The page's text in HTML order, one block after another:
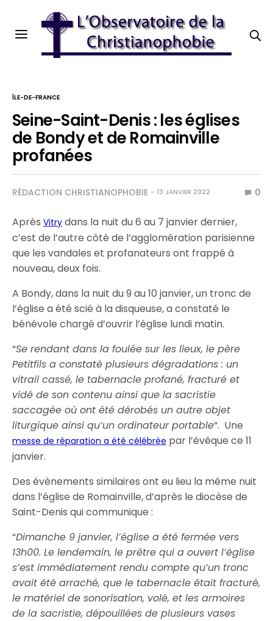
ÎLE-DE-FRANCE
Seine-Saint-Denis : les églises
de Bondy et de Romainville
profanées
RÉDACTION CHRISTIANOPHOBIE 13 JANVIER 2022 0
AprèsVitry dans la nuit du 6 au 7 janvier dernier,
c’est de l’autre côté de l’agglomération parisienne
que les vandales et profanateurs ont frappé à
nouveau, deux fois.
A Bondy, dans la nuit du 9 au 10 janvier, un tronc de
l’église a été scié à la disqueuse, a constaté le
bénévole chargé d’ouvrir l’église lundi matin.
“Se rendant dans la foulée sur les lieux, le père
Petitfils a constaté plusieurs dégradations : un
vitrail cassé, le tabernacle profané, fracturé et
vidé de son contenu ainsi que la sacristie
saccagée où ont été dérobés un autre objet
liturgique ainsi qu’un ordinateur portable“. Une
messe de réparation a été célébrée par l’évêque ce 11
janvier.
Des évènements similaires ont eu lieu la même nuit
dans l’église de Romainville, d’après le diocèse de
Saint-Denis qui communique :
“Dimanche 9 janvier, l’église a été fermée vers
13h00. Le lendemain, le prêtre qui a ouvert l’église
s’est immédiatement rendu compte qu’un tronc
avait été arraché, que le tabernacle était fracturé,
le matériel de sonorisation, volé, et les armoires
de la sacristie, dépouillées de plusieurs vases